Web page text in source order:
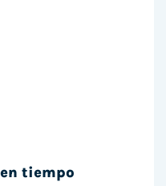
tiempo